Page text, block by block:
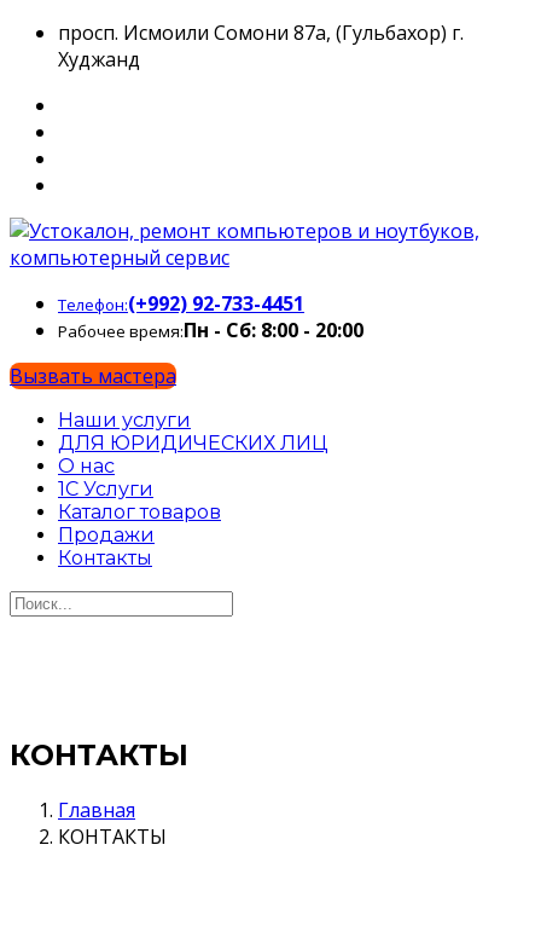
просп. Исмоили Сомони 87а, (Гульбахор) г.
Худжанд
Телефон:(+992) 92-733-4451
Рабочее время:Пн - Сб: 8:00 - 20:00
Вызвать мастера
Наши услуги
ДЛЯ ЮРИДИЧЕСКИХ ЛИЦ
О нас
1С Услуги
Каталог товаров
Продажи
Контакты
КОНТАКТЫ
Главная
КОНТАКТЫ